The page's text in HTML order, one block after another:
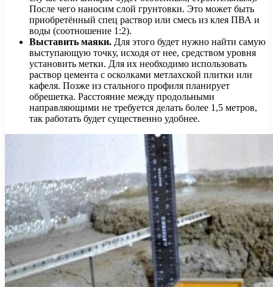
После чего наносим слой грунтовки. Это может быть
приобретённый спец раствор или смесь из клея ПВА и
воды (соотношение 1:2).
Выставить маяки. Для этого будет нужно найти самую
выступающую точку, исходя от нее, средством уровня
установить метки. Для их необходимо использовать
раствор цемента с осколками метлахской плитки или
кафеля. Позже из стального профиля планирует
обрешетка. Расстояние между продольными
направляющими не требуется делать более 1,5 метров,
так работать будет существенно удобнее.